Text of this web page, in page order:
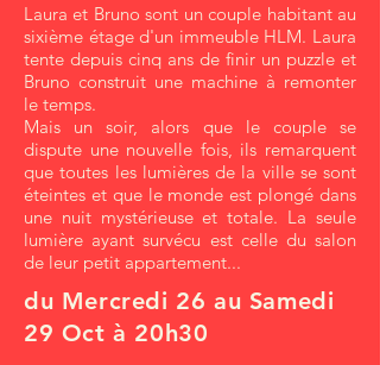
Laura et Bruno sont un couple habitant au
sixième étage d'un immeuble HLM. Laura
tente depuis cinq ans de finir un puzzle et
Bruno construit une machine à remonter
le temps.
Mais un soir, alors que le couple se
dispute une nouvelle fois, ils remarquent
que toutes les lumières de la ville se sont
éteintes et que le monde est plongé dans
une nuit mystérieuse et totale. La seule
lumière ayant survécu est celle du salon
de leur petit appartement...
du Mercredi 26 au Samedi
29 Oct à 20h30